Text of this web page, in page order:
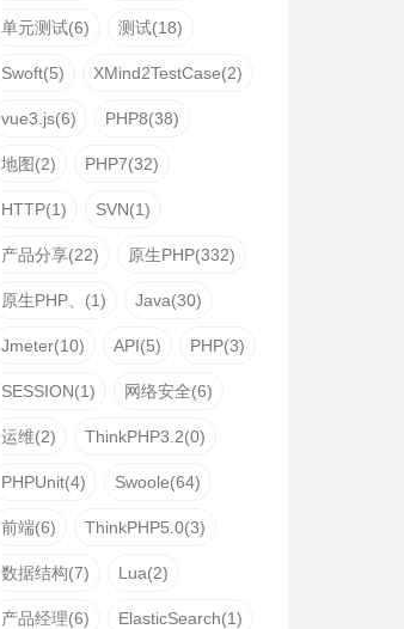
单元测试(6) 测试(18)
Swoft(5) XMind2TestCase(2)
vue3.js(6) PHP8(38)
地图(2) PHP7(32)
HTTP(1) SVN(1)
产品分享(22) 原生PHP(332)
原生PHP、(1) Java(30)
Jmeter(10) API(5) PHP(3)
SESSION(1) 网络安全(6)
运维(2) ThinkPHP3.2(0)
PHPUnit(4) Swoole(64)
前端(6) ThinkPHP5.0(3)
数据结构(7) Lua(2)
产品经理(6) ElasticSearch(1)